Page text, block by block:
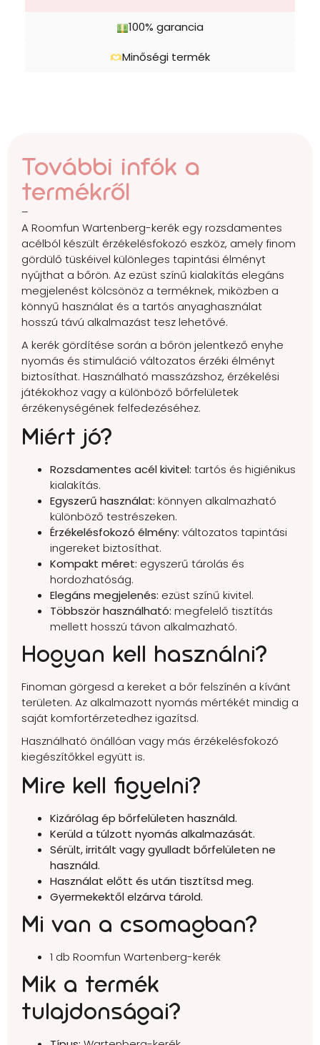
100% garancia
Minőségi termék
További infók a
termékről
–
A Roomfun Wartenberg-kerék egy rozsdamentes
acélból készült érzékelésfokozó eszköz, amely finom
gördülő tüskéivel különleges tapintási élményt
nyújthat a bőrön. Az ezüst színű kialakítás elegáns
megjelenést kölcsönöz a terméknek, miközben a
könnyű használat és a tartós anyaghasználat
hosszú távú alkalmazást tesz lehetővé.
A kerék gördítése során a bőrön jelentkező enyhe
nyomás és stimuláció változatos érzéki élményt
biztosíthat. Használható masszázshoz, érzékelési
játékokhoz vagy a különböző bőrfelületek
érzékenységének felfedezéséhez.
Miért jó?
Rozsdamentes acél kivitel: tartós és higiénikus
kialakítás.
Egyszerű használat: könnyen alkalmazható
különböző testrészeken.
Érzékelésfokozó élmény: változatos tapintási
ingereket biztosíthat.
Kompakt méret: egyszerű tárolás és
hordozhatóság.
Elegáns megjelenés: ezüst színű kivitel.
Többször használható: megfelelő tisztítás
mellett hosszú távon alkalmazható.
Hogyan kell használni?
Finoman görgesd a kereket a bőr felszínén a kívánt
területen. Az alkalmazott nyomás mértékét mindig a
saját komfortérzetedhez igazítsd.
Használható önállóan vagy más érzékelésfokozó
kiegészítőkkel együtt is.
Mire kell figyelni?
Kizárólag ép bőrfelületen használd.
Kerüld a túlzott nyomás alkalmazását.
Sérült, irritált vagy gyulladt bőrfelületen ne
használd.
Használat előtt és után tisztítsd meg.
Gyermekektől elzárva tárold.
Mi van a csomagban?
1 db Roomfun Wartenberg-kerék
Mik a termék
tulajdonságai?